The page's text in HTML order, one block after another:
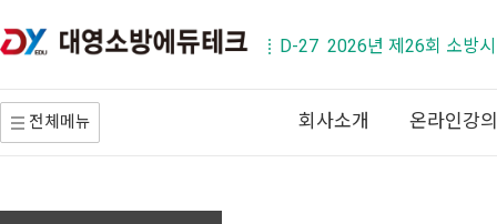
D-27 2026년 제26회 소방
전체메뉴 회사소개 온라인강의